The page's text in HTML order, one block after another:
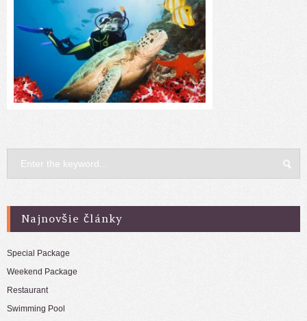
Najnovšie články
Special Package
Weekend Package
Restaurant
Swimming Pool